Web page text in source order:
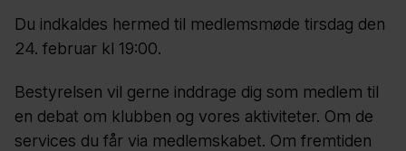
Du indkaldes hermed til medlemsmøde tirsdag den
24. februar kl 19:00.
Bestyrelsen vil gerne inddrage dig som medlem til
en debat om klubben og vores aktiviteter. Om de
services du får via medlemskabet. Om fremtiden